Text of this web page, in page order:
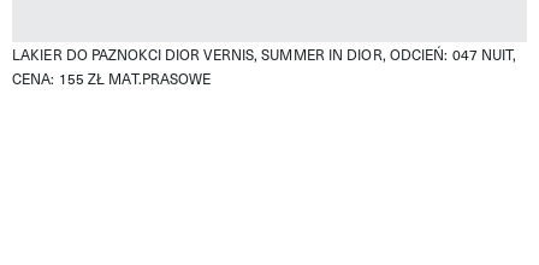
LAKIER DO PAZNOKCI DIOR VERNIS, SUMMER IN DIOR, ODCIEŃ: 047 NUIT,
CENA: 155 ZŁ MAT.PRASOWE